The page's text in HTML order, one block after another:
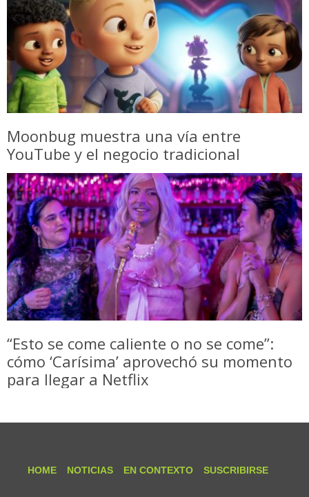
Moonbug muestra una vía entre
YouTube y el negocio tradicional
“Esto se come caliente o no se come”:
cómo ‘Carísima’ aprovechó su momento
para llegar a Netflix
HOME NOTICIAS EN CONTEXTO SUSCRIBIRSE